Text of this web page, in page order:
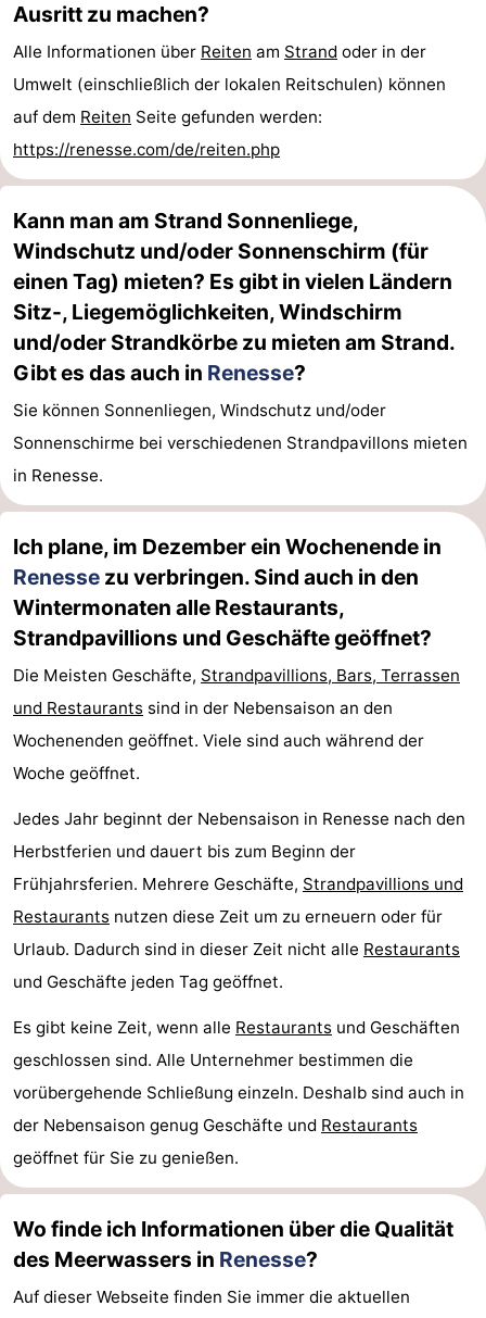
Kontakt
Ausritt zu machen?
Alle Informationen über Reiten am Strand oder in der
Umwelt (einschließlich der lokalen Reitschulen) können
auf dem Reiten Seite gefunden werden:
https://renesse.com/de/reiten.php
Kann man am Strand Sonnenliege,
Windschutz und/oder Sonnenschirm (für
einen Tag) mieten? Es gibt in vielen Ländern
Sitz-, Liegemöglichkeiten, Windschirm
und/oder Strandkörbe zu mieten am Strand.
Gibt es das auch in Renesse?
Sie können Sonnenliegen, Windschutz und/oder
Sonnenschirme bei verschiedenen Strandpavillons mieten
in Renesse.
Ich plane, im Dezember ein Wochenende in
Renesse zu verbringen. Sind auch in den
Wintermonaten alle Restaurants,
Strandpavillions und Geschäfte geöffnet?
Die Meisten Geschäfte, Strandpavillions, Bars, Terrassen
und Restaurants sind in der Nebensaison an den
Wochenenden geöffnet. Viele sind auch während der
Woche geöffnet.
Jedes Jahr beginnt der Nebensaison in Renesse nach den
Herbstferien und dauert bis zum Beginn der
Frühjahrsferien. Mehrere Geschäfte, Strandpavillions und
Restaurants nutzen diese Zeit um zu erneuern oder für
Urlaub. Dadurch sind in dieser Zeit nicht alle Restaurants
und Geschäfte jeden Tag geöffnet.
Es gibt keine Zeit, wenn alle Restaurants und Geschäften
geschlossen sind. Alle Unternehmer bestimmen die
vorübergehende Schließung einzeln. Deshalb sind auch in
der Nebensaison genug Geschäfte und Restaurants
geöffnet für Sie zu genießen.
Wo finde ich Informationen über die Qualität
des Meerwassers in Renesse?
Auf dieser Webseite finden Sie immer die aktuellen